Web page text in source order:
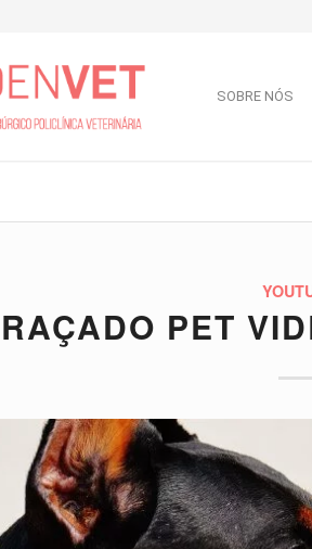
SOBRE NÓS
PET